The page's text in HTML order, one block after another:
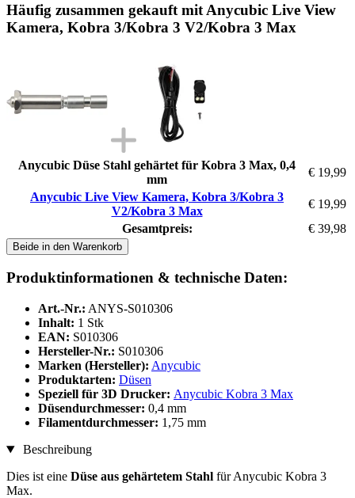
Häufig zusammen gekauft mit Anycubic Live View
Kamera, Kobra 3/Kobra 3 V2/Kobra 3 Max
Anycubic Düse Stahl gehärtet für Kobra 3 Max, 0,4
mm
€ 19,99
Anycubic Live View Kamera, Kobra 3/Kobra 3
V2/Kobra 3 Max
€ 19,99
Gesamtpreis:
€ 39,98
Beide in den Warenkorb
Produktinformationen & technische Daten:
Art.-Nr.: ANYS-S010306
Inhalt: 1 Stk
EAN: S010306
Hersteller-Nr.: S010306
Marken (Hersteller): Anycubic
Produktarten: Düsen
Speziell für 3D Drucker: Anycubic Kobra 3 Max
Düsendurchmesser: 0,4 mm
Filamentdurchmesser: 1,75 mm
Beschreibung
Dies ist eine Düse aus gehärtetem Stahl für Anycubic Kobra 3
Max.